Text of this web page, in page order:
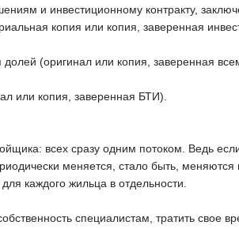
и инвестиционному контракту,
копия или копия, заверенная
(оригинал или копия, заверенная
или копия, заверенная БТИ).
всех сразу одним потоком. Ведь
меняется, стало быть,
каждого жильца в отдельности.
специалистам, тратить свое